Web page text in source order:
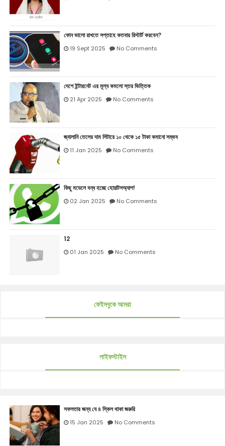
ফোন ভালো রাখতে সপ্তাহে কতবার রিস্টার্ট করবেন?
19 Sept 2025 No Comments
দেশে ইন্টারনেট এর মূল্য কমলো স্তর ভিত্তিক
21 Apr 2025 No Comments
জ্বালানি তেলের দাম লিটারে ১০ থেকে ১৫ টাকা কমানো সম্ভব
11 Jan 2025 No Comments
কিছু মডেলে বন্ধ হচ্ছে হোয়াটসঅ্যাপ!
02 Jan 2025 No Comments
12
01 Jan 2025 No Comments
ফেইসবুকে আমরা
লাইফস্টাইল
সফলতার জন্য যে ৪ স্কিল থাকা জরুরি
15 Jan 2025 No Comments